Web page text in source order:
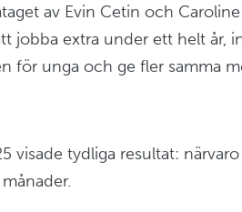
av Evin Cetin och
jobba extra under ett helt år,
för unga och ge fler samma
visade tydliga resultat: